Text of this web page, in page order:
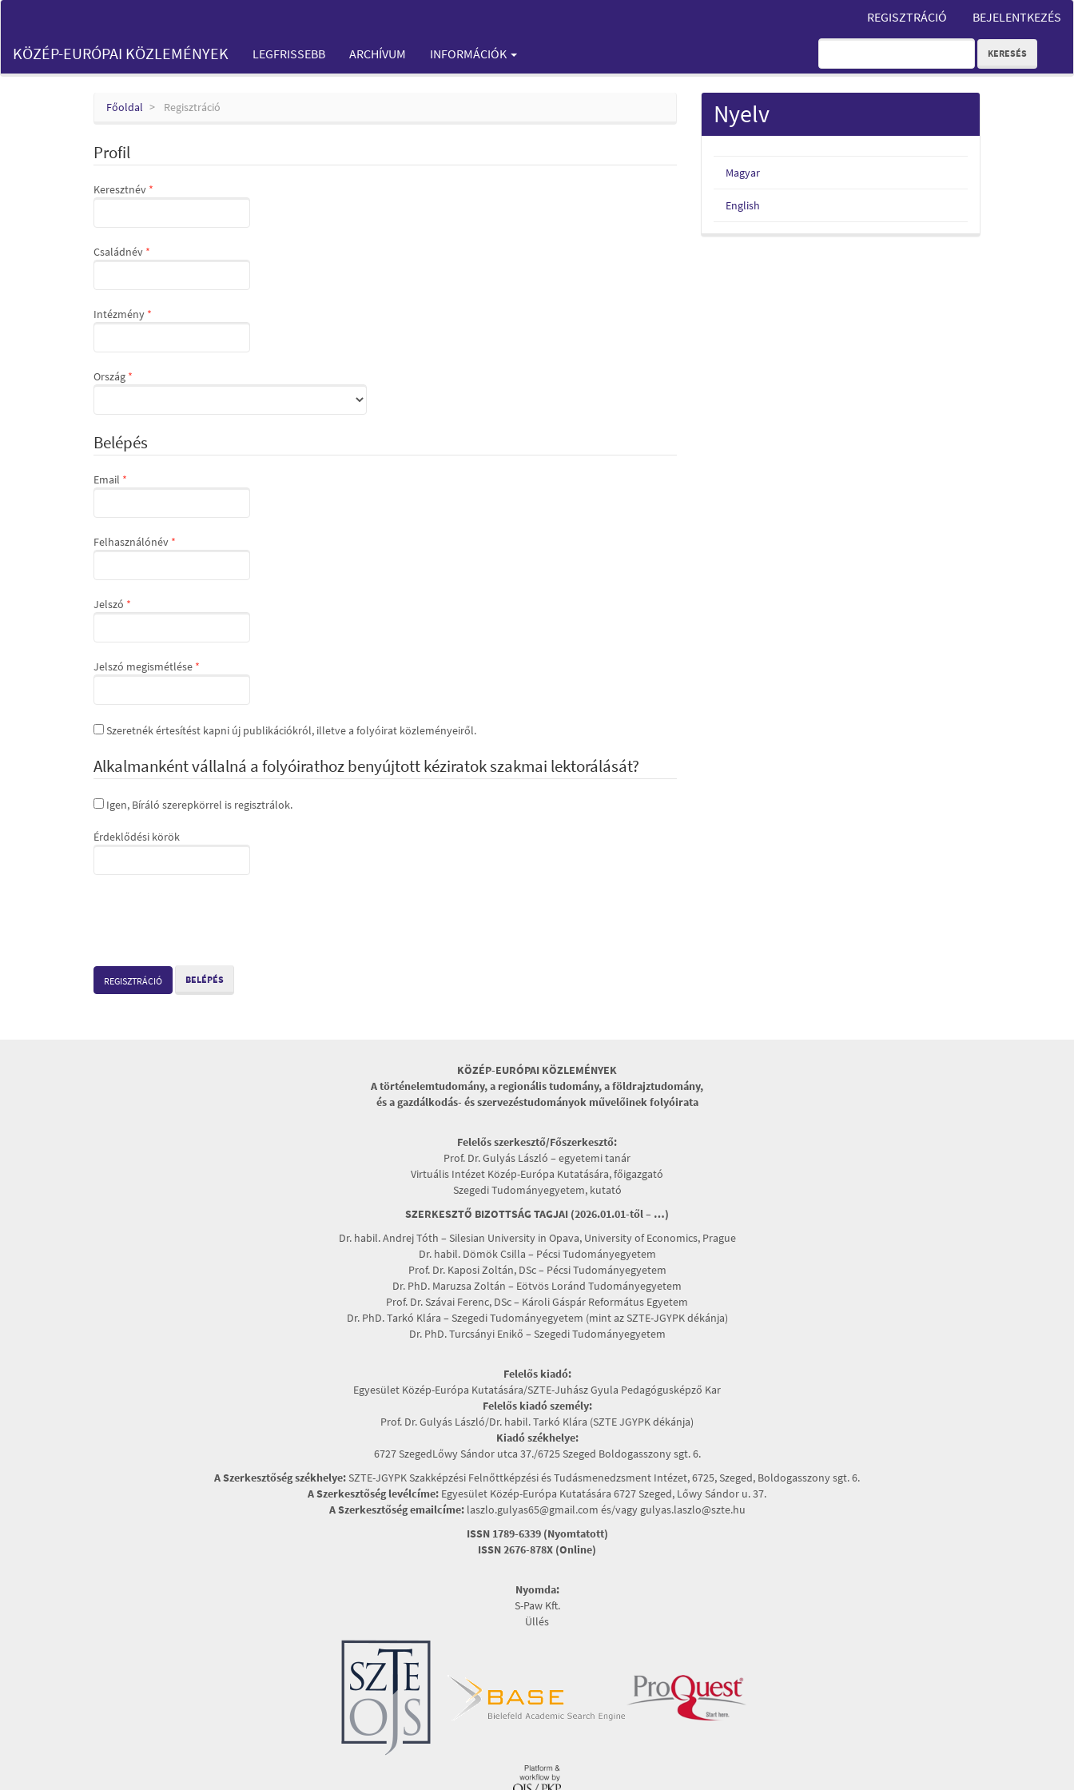
Content
Sidebar
REGISZTRÁCIÓ BEJELENTKEZÉS
KÖZÉP-EURÓPAI KÖZLEMÉNYEK LEGFRISSEBB ARCHÍVUM INFORMÁCIÓK KERESÉS
Főoldal Regisztráció
Profil
Keresztnév *
Családnév *
Intézmény *
Ország *
Belépés
Email *
Felhasználónév *
Jelszó *
Jelszó megismétlése *
Szeretnék értesítést kapni új publikációkról, illetve a folyóirat közleményeiről.
Alkalmanként vállalná a folyóirathoz benyújtott kéziratok szakmai lektorálását?
Igen, Bíráló szerepkörrel is regisztrálok.
Érdeklődési körök
REGISZTRÁCIÓ BELÉPÉS
Nyelv
Magyar
English
KÖZÉP-EURÓPAI KÖZLEMÉNYEK
A történelemtudomány, a regionális tudomány, a földrajztudomány,
és a gazdálkodás- és szervezéstudományok művelőinek folyóirata
Felelős szerkesztő/Főszerkesztő:
Prof. Dr. Gulyás László – egyetemi tanár
Virtuális Intézet Közép-Európa Kutatására, főigazgató
Szegedi Tudományegyetem, kutató
SZERKESZTŐ BIZOTTSÁG TAGJAI (2026.01.01-től – …)
Dr. habil. Andrej Tóth – Silesian University in Opava, University of Economics, Prague
Dr. habil. Dömök Csilla – Pécsi Tudományegyetem
Prof. Dr. Kaposi Zoltán, DSc – Pécsi Tudományegyetem
Dr. PhD. Maruzsa Zoltán – Eötvös Loránd Tudományegyetem
Prof. Dr. Szávai Ferenc, DSc – Károli Gáspár Református Egyetem
Dr. PhD. Tarkó Klára – Szegedi Tudományegyetem (mint az SZTE-JGYPK dékánja)
Dr. PhD. Turcsányi Enikő – Szegedi Tudományegyetem
Felelős kiadó:
Egyesület Közép-Európa Kutatására/SZTE-Juhász Gyula Pedagógusképző Kar
Felelős kiadó személy:
Prof. Dr. Gulyás László/Dr. habil. Tarkó Klára (SZTE JGYPK dékánja)
Kiadó székhelye:
6727 SzegedLőwy Sándor utca 37./6725 Szeged Boldogasszony sgt. 6.
A Szerkesztőség székhelye:SZTE-JGYPK Szakképzési Felnőttképzési és Tudásmenedzsment Intézet, 6725, Szeged, Boldogasszony sgt. 6.
A Szerkesztőség levélcíme: Egyesület Közép-Európa Kutatására 6727 Szeged, Lőwy Sándor u. 37.
A Szerkesztőség emailcíme:laszlo.gulyas65@gmail.com és/vagy gulyas.laszlo@szte.hu
ISSN 1789-6339 (Nyomtatott)
ISSN 2676-878X (Online)
Nyomda:
S-Paw Kft.
Üllés